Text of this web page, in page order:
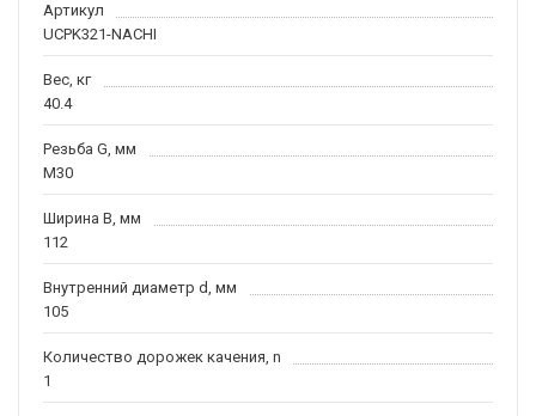
Артикул
UCPK321-NACHI
Вес, кг
40.4
Резьба G, мм
M30
Ширина B, мм
112
Внутренний диаметр d, мм
105
Количество дорожек качения, n
1